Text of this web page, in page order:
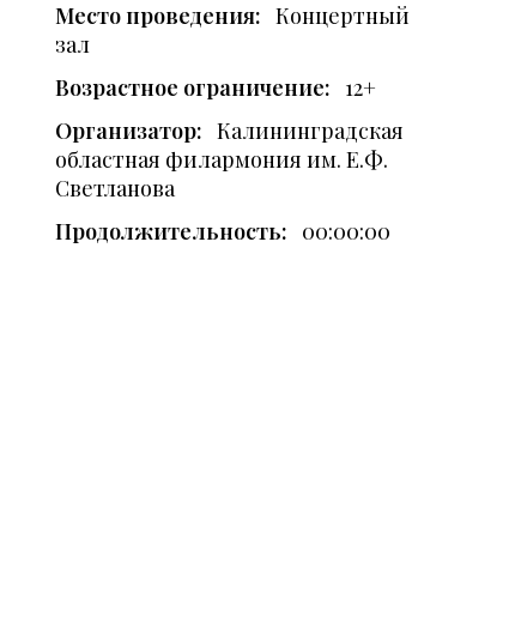
Место проведения: Концертный
зал
Возрастное ограничение: 12+
Организатор: Калининградская
областная филармония им. Е.Ф.
Светланова
Продолжительность: 00:00:00